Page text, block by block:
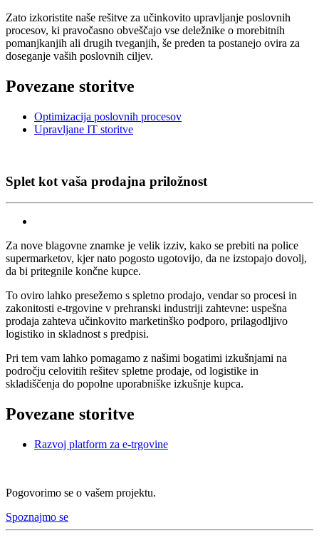
Zato izkoristite naše rešitve za učinkovito upravljanje poslovnih
procesov, ki pravočasno obveščajo vse deležnike o morebitnih
pomanjkanjih ali drugih tveganjih, še preden ta postanejo ovira za
doseganje vaših poslovnih ciljev.
Povezane storitve
Optimizacija poslovnih procesov
Upravljane IT storitve
Splet kot vaša prodajna priložnost
Za nove blagovne znamke je velik izziv, kako se prebiti na police
supermarketov, kjer nato pogosto ugotovijo, da ne izstopajo dovolj,
da bi pritegnile končne kupce.
To oviro lahko presežemo s spletno prodajo, vendar so procesi in
zakonitosti e-trgovine v prehranski industriji zahtevne: uspešna
prodaja zahteva učinkovito marketinško podporo, prilagodljivo
logistiko in skladnost s predpisi.
Pri tem vam lahko pomagamo z našimi bogatimi izkušnjami na
področju celovitih rešitev spletne prodaje, od logistike in
skladiščenja do popolne uporabniške izkušnje kupca.
Povezane storitve
Razvoj platform za e-trgovine
Pogovorimo se o vašem projektu.
Spoznajmo se